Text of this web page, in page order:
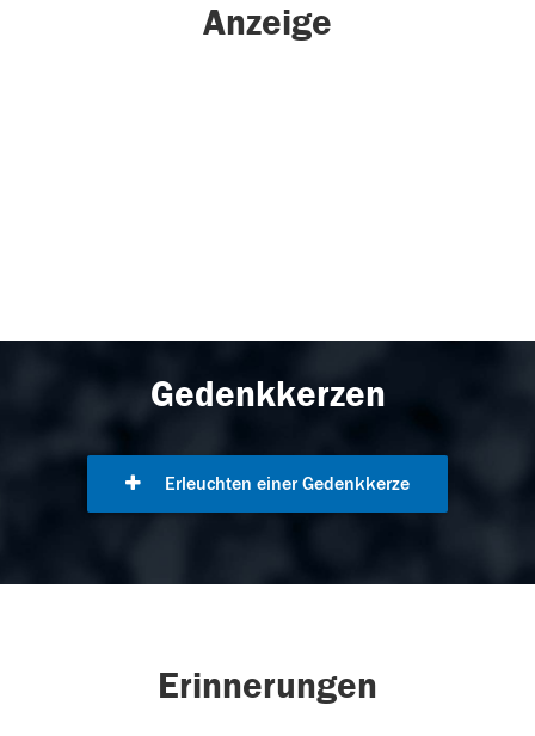
Anzeige
Gedenkkerzen
Erleuchten einer Gedenkkerze
Erinnerungen